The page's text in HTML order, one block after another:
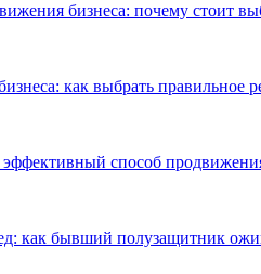
бизнеса: почему стоит
как выбрать правильное
способ
как бывший полузащитник